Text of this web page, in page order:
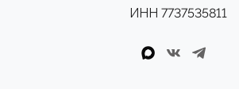
ИНН 7737535811